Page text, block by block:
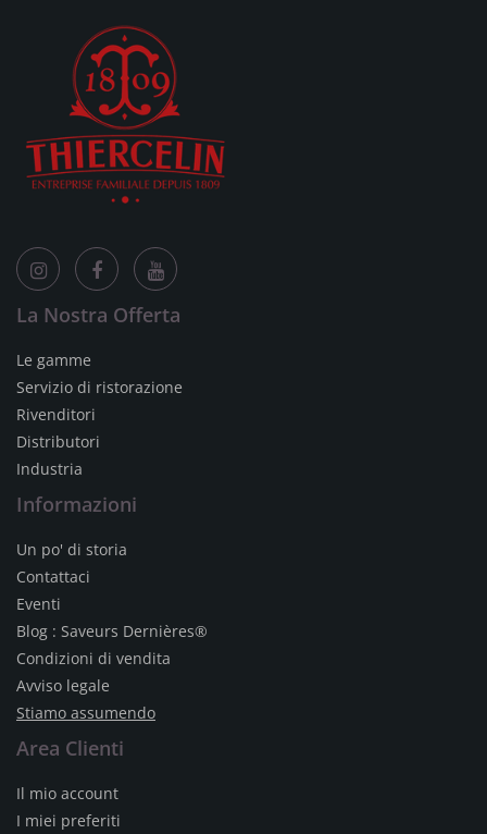
La Nostra Offerta
Le gamme
Servizio di ristorazione
Rivenditori
Distributori
Industria
Informazioni
Un po' di storia
Contattaci
Eventi
Blog : Saveurs Dernières®
Condizioni di vendita
Avviso legale
Stiamo assumendo
Area Clienti
Il mio account
I miei preferiti